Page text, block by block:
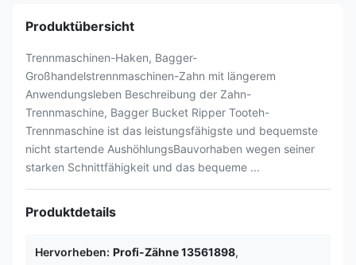
Produktübersicht
Trennmaschinen-Haken, Bagger-
Großhandelstrennmaschinen-Zahn mit längerem
Anwendungsleben Beschreibung der Zahn-
Trennmaschine, Bagger Bucket Ripper Tooteh-
Trennmaschine ist das leistungsfähigste und bequemste
nicht startende AushöhlungsBauvorhaben wegen seiner
starken Schnittfähigkeit und das bequeme ...
Produktdetails
Hervorheben: Profi-Zähne 13561898,